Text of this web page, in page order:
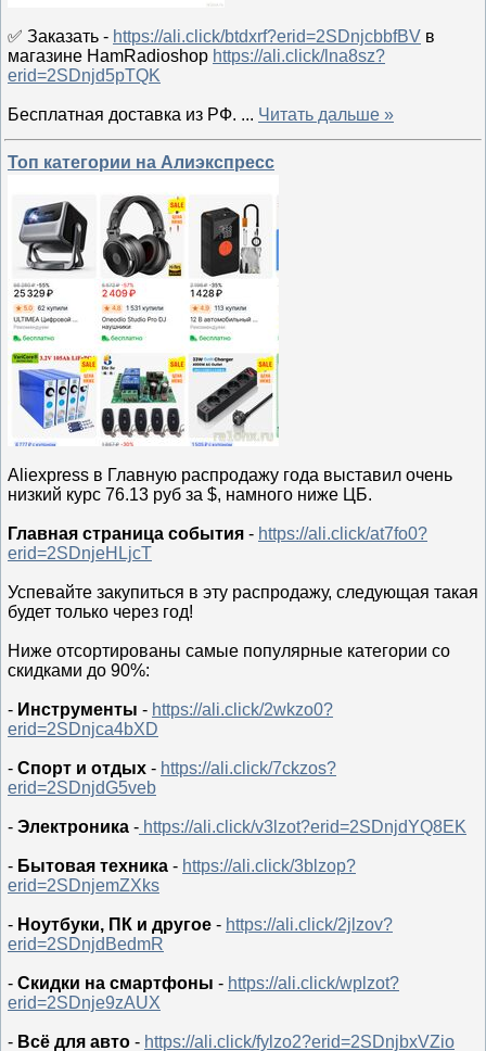
✅ Заказать - https://ali.click/btdxrf?erid=2SDnjcbbfBV в
магазине HamRadioshop https://ali.click/lna8sz?
erid=2SDnjd5pTQK
Бесплатная доставка из РФ. ... Читать дальше »
Топ категории на Алиэкспресс
Aliexpress в Главную распродажу года выставил очень
низкий курс 76.13 руб за $, намного ниже ЦБ.
Главная страница события - https://ali.click/at7fo0?
erid=2SDnjeHLjcT
Успевайте закупиться в эту распродажу, следующая такая
будет только через год!
Ниже отсортированы самые популярные категории со
скидками до 90%:
- Инструменты - https://ali.click/2wkzo0?
erid=2SDnjca4bXD
- Спорт и отдых - https://ali.click/7ckzos?
erid=2SDnjdG5veb
- Электроника - https://ali.click/v3lzot?erid=2SDnjdYQ8EK
- Бытовая техника - https://ali.click/3blzop?
erid=2SDnjemZXks
- Ноутбуки, ПК и другое - https://ali.click/2jlzov?
erid=2SDnjdBedmR
- Скидки на смартфоны - https://ali.click/wplzot?
erid=2SDnje9zAUX
- Всё для авто - https://ali.click/fylzo2?erid=2SDnjbxVZio